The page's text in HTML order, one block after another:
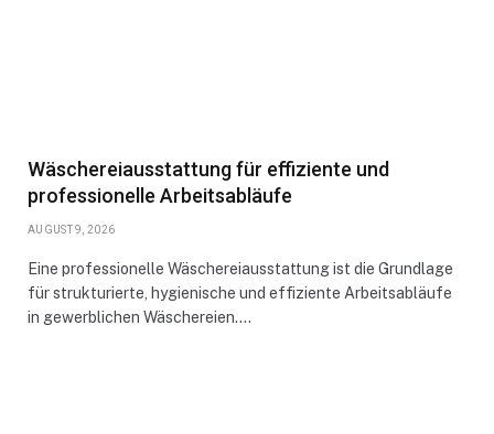
Wäschereiausstattung für effiziente und
professionelle Arbeitsabläufe
AUGUST 9, 2026
Eine professionelle Wäschereiausstattung ist die Grundlage
für strukturierte, hygienische und effiziente Arbeitsabläufe
in gewerblichen Wäschereien.…